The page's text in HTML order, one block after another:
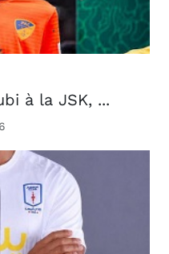
à la JSK, ...